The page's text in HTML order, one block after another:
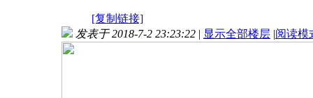
[复制链接]
发表于 2018-7-2 23:23:22 | 显示全部楼层 |阅读模